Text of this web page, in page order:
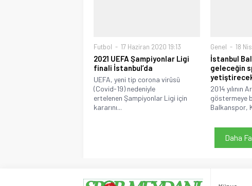
Futbol 17 Haziran 2020 19:13
2021 UEFA Şampiyonlar Ligi
finali İstanbul’da
UEFA, yeni tip corona virüsü
(Covid-19) nedeniyle
ertelenen Şampiyonlar Ligi için
kararını...
Genel 18
İstanbul
geleceğin
2014 yılının
göstermeye
Balkanspor,
Daha